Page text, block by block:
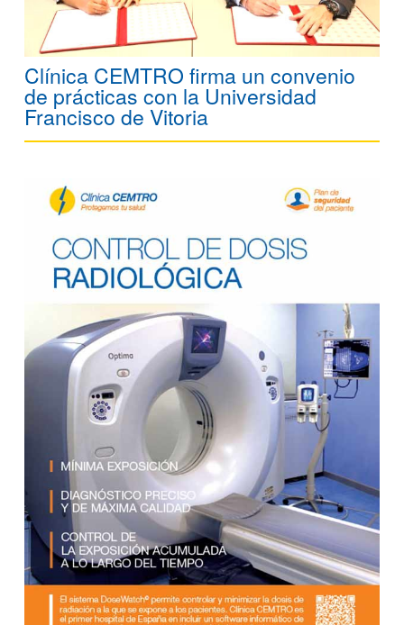
Clínica CEMTRO firma un convenio
de prácticas con la Universidad
Francisco de Vitoria